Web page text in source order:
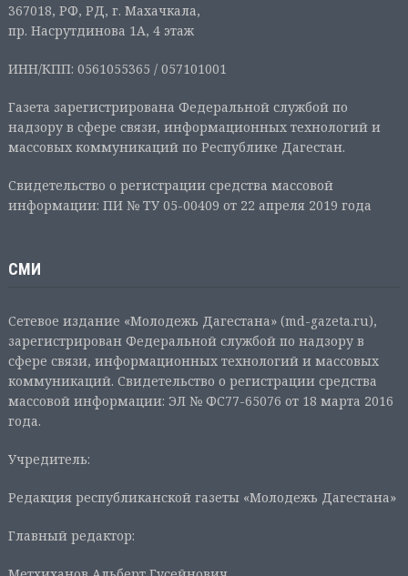
367018, РФ, РД, г. Махачкала,
пр. Насрутдинова 1А, 4 этаж
ИНН/КПП: 0561055365 / 057101001
Газета зарегистрирована Федеральной службой по
надзору в сфере связи, информационных технологий и
массовых коммуникаций по Республике Дагестан.
Свидетельство о регистрации средства массовой
информации: ПИ № ТУ 05-00409 от 22 апреля 2019 года
СМИ
Сетевое издание «Молодежь Дагестана» (md-gazeta.ru),
зарегистрирован Федеральной службой по надзору в
сфере связи, информационных технологий и массовых
коммуникаций. Свидетельство о регистрации средства
массовой информации: ЭЛ № ФС77-65076 от 18 марта 2016
года.
Учредитель:
Редакция республиканской газеты «Молодежь Дагестана»
Главный редактор: